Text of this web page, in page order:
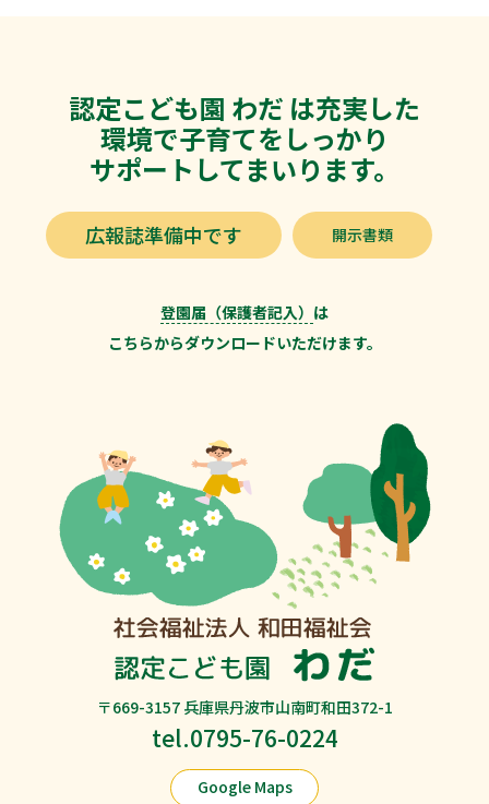
認定こども園 わだ は充実した
環境で子育てをしっかり
サポートしてまいります。
広報誌準備中です 開示書類
登園届（保護者記入） は
こちらからダウンロードいただけます。
〒669-3157 兵庫県丹波市山南町和田372-1
tel.0795-76-0224
Google Maps